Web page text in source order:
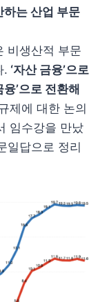
하는 산업 부문
비생산적 부문
. ‘자산 금융’으로
’으로 전환해
제에 대한 논의
임수강을 만났
일답으로 정리